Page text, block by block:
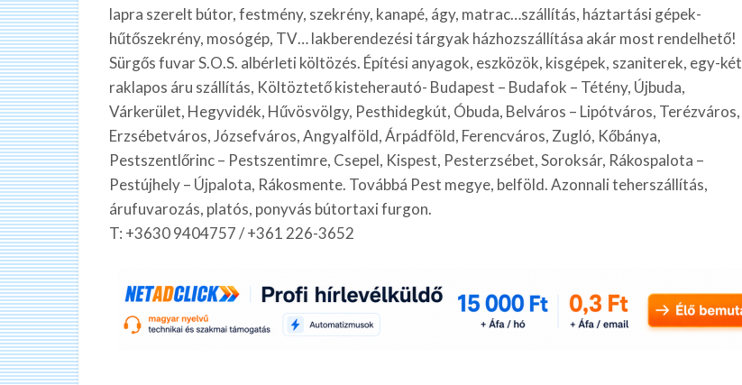
lapra szerelt bútor, festmény, szekrény, kanapé, ágy, matrac…szállítás, háztartási gépek-
hűtőszekrény, mosógép, TV… lakberendezési tárgyak házhozszállítása akár most rendelhető!
Sürgős fuvar S.O.S. albérleti költözés. Építési anyagok, eszközök, kisgépek, szaniterek, egy-két
raklapos áru szállítás, Költöztető kisteherautó- Budapest – Budafok – Tétény, Újbuda,
Várkerület, Hegyvidék, Hűvösvölgy, Pesthidegkút, Óbuda, Belváros – Lipótváros, Terézváros,
Erzsébetváros, Józsefváros, Angyalföld, Árpádföld, Ferencváros, Zugló, Kőbánya,
Pestszentlőrinc – Pestszentimre, Csepel, Kispest, Pesterzsébet, Soroksár, Rákospalota –
Pestújhely – Újpalota, Rákosmente. Továbbá Pest megye, belföld. Azonnali teherszállítás,
árufuvarozás, platós, ponyvás bútortaxi furgon.
T: +3630 9404757 / +361 226-3652